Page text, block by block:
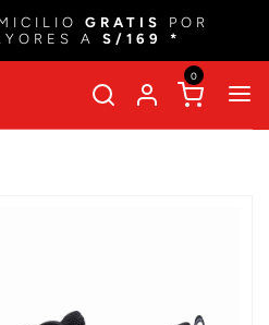
GRATIS
POR
A S/169 *
0